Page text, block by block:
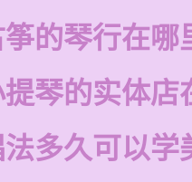
的琴行在哪
琴的实体店
多久可以学